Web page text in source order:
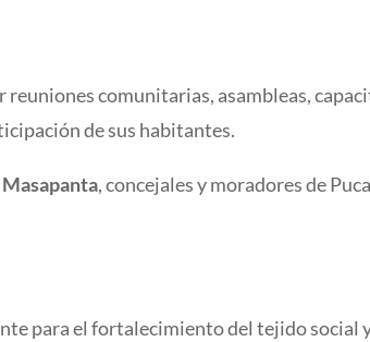
comunitarias, asambleas,
de sus habitantes.
, concejales y moradores de
para el fortalecimiento del tejido social